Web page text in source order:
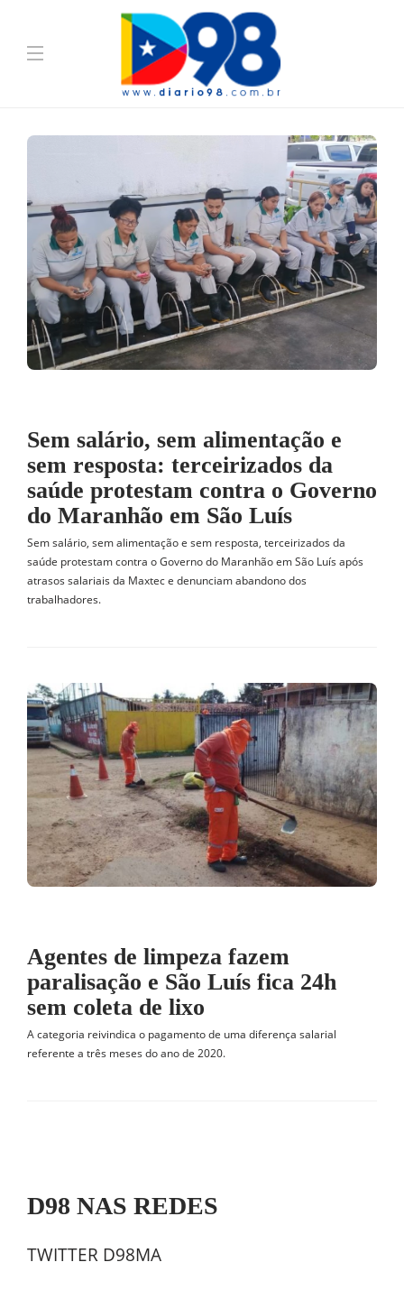
Sem salário, sem alimentação e
sem resposta: terceirizados da
saúde protestam contra o Governo
do Maranhão em São Luís
Sem salário, sem alimentação e sem resposta, terceirizados da
saúde protestam contra o Governo do Maranhão em São Luís após
atrasos salariais da Maxtec e denunciam abandono dos
trabalhadores.
Agentes de limpeza fazem
paralisação e São Luís fica 24h
sem coleta de lixo
A categoria reivindica o pagamento de uma diferença salarial
referente a três meses do ano de 2020.
D98 NAS REDES
TWITTER D98MA